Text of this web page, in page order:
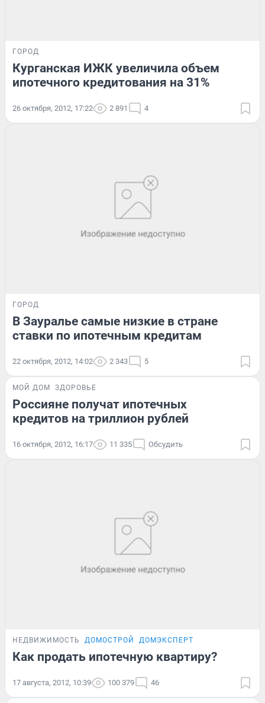
ГОРОД
Курганская ИЖК увеличила объем
ипотечного кредитования на 31%
26 октября, 2012, 17:22 2 891 4
ГОРОД
В Зауралье самые низкие в стране
ставки по ипотечным кредитам
22 октября, 2012, 14:02 2 343 5
МОЙ ДОМ ЗДОРОВЬЕ
Россияне получат ипотечных
кредитов на триллион рублей
16 октября, 2012, 16:17 11 335 Обсудить
НЕДВИЖИМОСТЬ ДОМОСТРОЙ ДОМЭКСПЕРТ
Как продать ипотечную квартиру?
17 августа, 2012, 10:39 100 379 46